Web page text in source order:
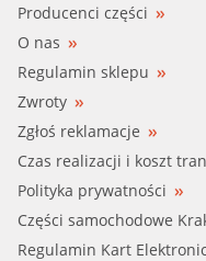
Producenci części
O nas
Regulamin sklepu
Zwroty
Zgłoś reklamacje
Czas realizacji i koszt
Polityka prywatności
Części samochodowe
Regulamin Kart